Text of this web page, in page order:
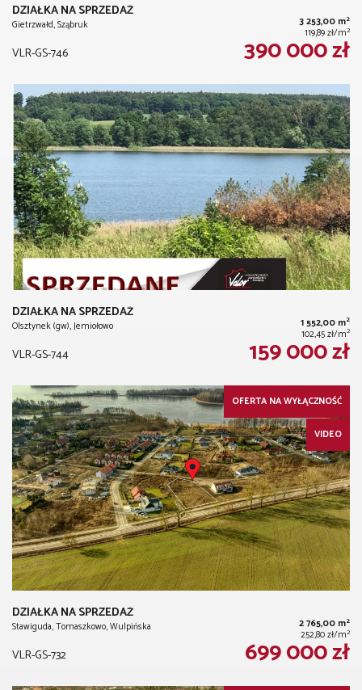
DZIAŁKA NA SPRZEDAŻ
Gietrzwałd, Sząbruk 3 253,00 m2
119,89 zł/m2
VLR-GS-746 390 000 zł
DZIAŁKA NA SPRZEDAŻ
Olsztynek (gw), Jemiołowo 1 552,00 m2
102,45 zł/m2
VLR-GS-744 159 000 zł
OFERTA NA WYŁĄCZNOŚĆ
VIDEO
DZIAŁKA NA SPRZEDAŻ
Stawiguda, Tomaszkowo, Wulpińska 2 765,00 m2
252,80 zł/m2
VLR-GS-732 699 000 zł